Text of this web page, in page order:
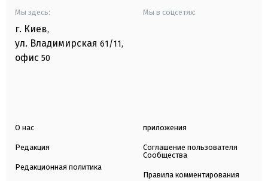
Мы здесь:
г. Киев,
ул. Владимирская 61/11,
офис 50
Мы в соцсетях:
О нас
Редакция
Редакционная политика
приложения
Соглашение пользователя
Сообщества
Правила комментирования